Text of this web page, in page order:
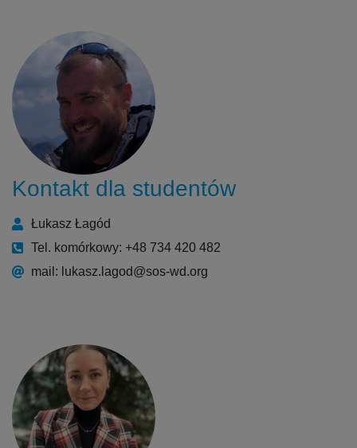
Kontakt dla studentów
Łukasz Łagód
Tel. komórkowy: +48 734 420 482
mail: lukasz.lagod@sos-wd.org